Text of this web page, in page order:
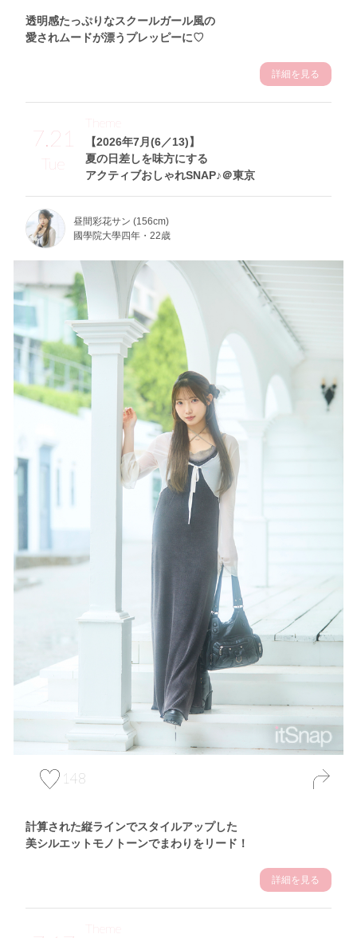
透明感たっぷりなスクールガール風の
愛されムードが漂うプレッピーに♡
詳細を見る
7.21
Tue
【2026年7月(6／13)】
夏の日差しを味方にする
アクティブおしゃれSNAP♪＠東京
Theme
昼間彩花サン (156cm)
國學院大學四年・22歳
148
計算された縦ラインでスタイルアップした
美シルエットモノトーンでまわりをリード！
詳細を見る
Theme